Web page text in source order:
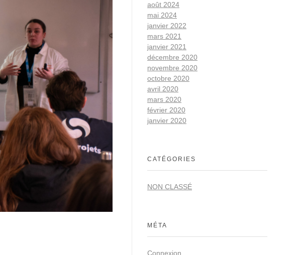
août 2024
mai 2024
janvier 2022
mars 2021
janvier 2021
décembre 2020
novembre 2020
octobre 2020
avril 2020
mars 2020
février 2020
janvier 2020
CATÉGORIES
NON CLASSÉ
MÉTA
Connexion